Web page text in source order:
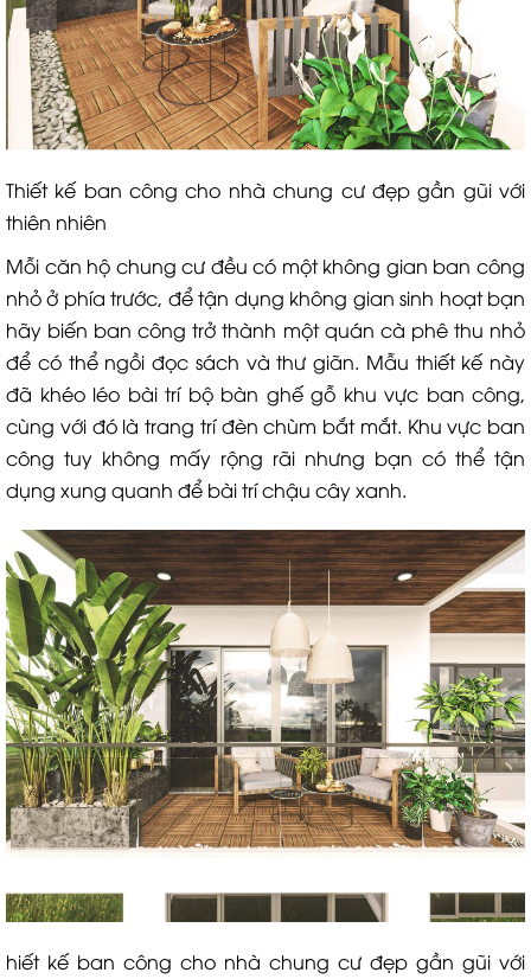
Thiết kế ban công cho nhà chung cư đẹp gần gũi với
thiên nhiên
Mỗi căn hộ chung cư đều có một không gian ban công
nhỏ ở phía trước, để tận dụng không gian sinh hoạt bạn
hãy biến ban công trở thành một quán cà phê thu nhỏ
để có thể ngồi đọc sách và thư giãn. Mẫu thiết kế này
đã khéo léo bài trí bộ bàn ghế gỗ khu vực ban công,
cùng với đó là trang trí đèn chùm bắt mắt. Khu vực ban
công tuy không mấy rộng rãi nhưng bạn có thể tận
dụng xung quanh để bài trí chậu cây xanh.
hiết kế ban công cho nhà chung cư đẹp gần gũi với